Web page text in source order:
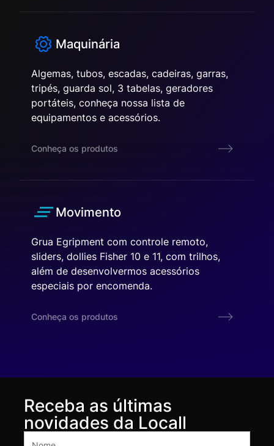
Maquinária
Algemas, tubos, escadas, cadeiras, garras,
tripés, guarda sol, 3 tabelas, geradores
portáteis, conheça nossa lista de
equipamentos e acessórios.
Conheça os produtos
Movimento
Grua Egripment com controle remoto,
sliders, dollies Fisher 10 e 11, com trilhos,
além de desenvolvermos acessórios
especiais por encomenda.
Conheça os produtos
Receba as últimas
novidades da Locall